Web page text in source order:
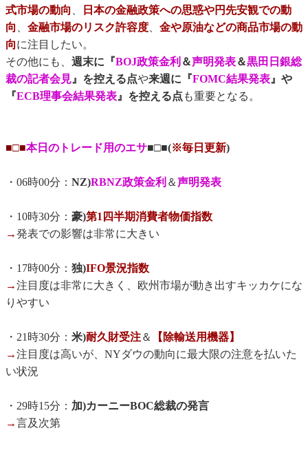
式市場の動向 、
日本の金融政策への思惑や円先安観での動
向 、 金融市場のリスク許容度、 金や原油などの商品市場の動
向に注目したい。
その他にも、 週末に『BOJ政策金利 ＆声明発表＆黒田日銀総
裁の記者会見』を控える点や来週に『FOMC結果発表』や
『ECB理事会結果発表』を控える点 も重要となる。
■□■本日のトレード用のエサ■□■(※毎日更新)
・06時00分： NZ)RBNZ政策金利 ＆声明発表
・10時30分： 豪)第1四半期消費者物価指数
→発表での影響は非常に大きい
・17時00分： 独)IFO景況指数
→注目度は非常に大きく、欧州市場が動き出すキッカケにな
りやすい
・21時30分： 米)耐久財受注＆
【除輸送用機器】
→注目度は高いが、NYダウの動向に最大限の注意を払いた
い状況
・29時15分： 加)カーニーBOC総裁の発言
→言及次第